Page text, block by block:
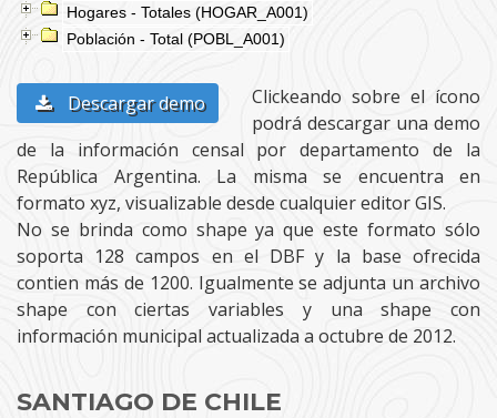
Hogares - Totales (HOGAR_A001)
Población - Total (POBL_A001)
Descargar demo
Clickeando sobre el ícono
podrá descargar una demo
de la información censal por departamento de la
República Argentina. La misma se encuentra en
formato xyz, visualizable desde cualquier editor GIS.
No se brinda como shape ya que este formato sólo
soporta 128 campos en el DBF y la base ofrecida
contien más de 1200. Igualmente se adjunta un archivo
shape con ciertas variables y una shape con
información municipal actualizada a octubre de 2012.
SANTIAGO DE CHILE